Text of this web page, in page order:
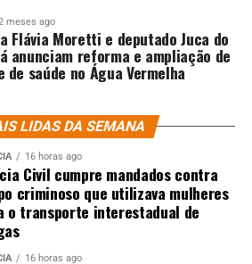
meses ago
Flávia Moretti e deputado Juca do
anunciam reforma e ampliação de
de saúde no Água Vermelha
LIDAS DA SEMANA
16 horas ago
Civil cumpre mandados contra
criminoso que utilizava mulheres
o transporte interestadual de
16 horas ago